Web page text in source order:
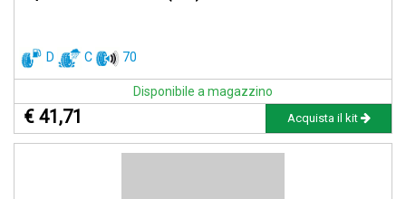
D C 70
Disponibile a magazzino
€ 41,71 Acquista il kit